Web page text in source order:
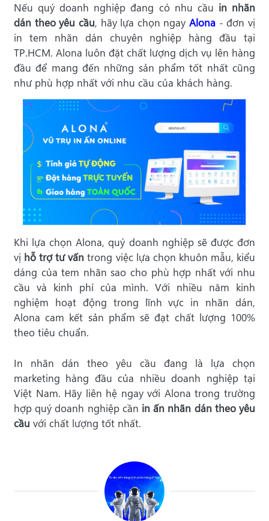
Nếu quý doanh nghiệp đang có nhu cầu in nhãn
dán theo yêu cầu, hãy lựa chọn ngayAlona - đơn vị
in tem nhãn dán chuyên nghiệp hàng đầu tại
TP.HCM. Alona luôn đặt chất lượng dịch vụ lên hàng
đầu để mang đến những sản phẩm tốt nhất cũng
như phù hợp nhất với nhu cầu của khách hàng.
Khi lựa chọn Alona, quý doanh nghiệp sẽ được đơn
vị hỗ trợ tư vấn trong việc lựa chọn khuôn mẫu, kiểu
dáng của tem nhãn sao cho phù hợp nhất với nhu
cầu và kinh phí của mình. Với nhiều năm kinh
nghiệm hoạt động trong lĩnh vực in nhãn dán,
Alona cam kết sản phẩm sẽ đạt chất lượng 100%
theo tiêu chuẩn.
In nhãn dán theo yêu cầu đang là lựa chọn
marketing hàng đầu của nhiều doanh nghiệp tại
Việt Nam. Hãy liên hệ ngay với Alona trong trường
hợp quý doanh nghiệp cần in ấn nhãn dán theo yêu
cầu với chất lượng tốt nhất.